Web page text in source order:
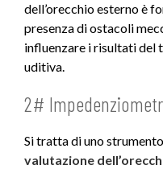
dell’orecchio esterno è
presenza di ostacoli
influenzare i risultati del
uditiva.
2#
Si tratta di uno
valutazione